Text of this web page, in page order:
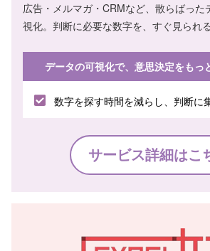
広告・メルマガ・CRMなど、散らばった
視化。判断に必要な数字を、すぐ見られ
データの可視化で、意思決定をもっ
数字を探す時間を減らし、判断に
サービス詳細はこ